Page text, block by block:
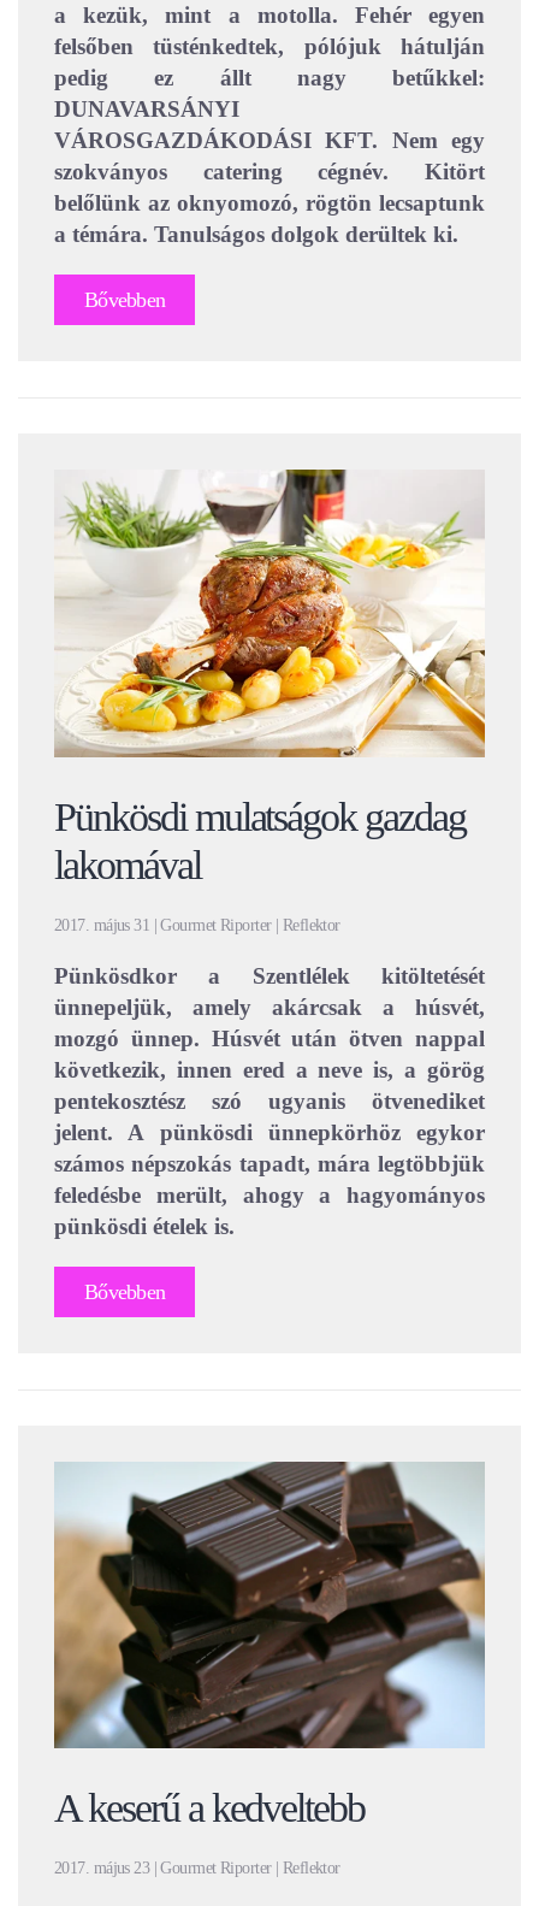
a kezük, mint a motolla. Fehér egyen
felsőben tüsténkedtek, pólójuk hátulján
pedig ez állt nagy betűkkel:
DUNAVARSÁNYI
VÁROSGAZDÁKODÁSI KFT. Nem egy
szokványos catering cégnév. Kitört
belőlünk az oknyomozó, rögtön lecsaptunk
a témára. Tanulságos dolgok derültek ki.
Bővebben
Pünkösdi mulatságok gazdag
lakomával
2017. május 31 | Gourmet Riporter | Reflektor
Pünkösdkor a Szentlélek kitöltetését
ünnepeljük, amely akárcsak a húsvét,
mozgó ünnep. Húsvét után ötven nappal
következik, innen ered a neve is, a görög
pentekosztész szó ugyanis ötvenediket
jelent. A pünkösdi ünnepkörhöz egykor
számos népszokás tapadt, mára legtöbbjük
feledésbe merült, ahogy a hagyományos
pünkösdi ételek is.
Bővebben
A keserű a kedveltebb
2017. május 23 | Gourmet Riporter | Reflektor